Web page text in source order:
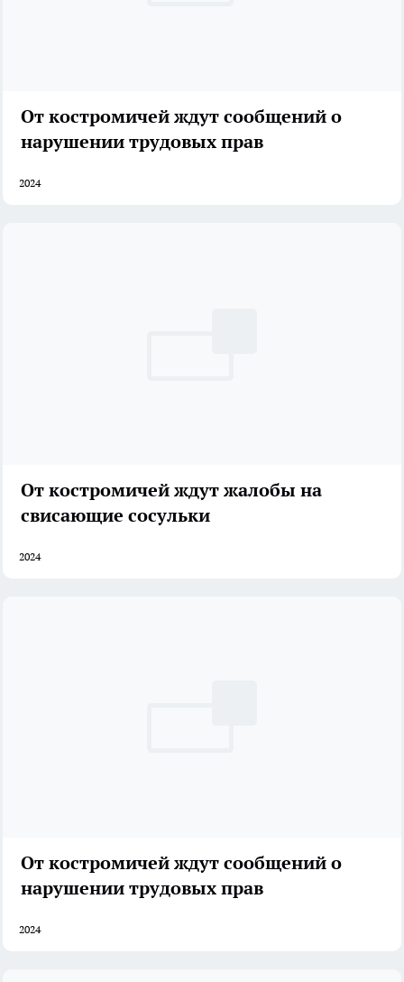
От костромичей ждут сообщений о
нарушении трудовых прав
2024
От костромичей ждут жалобы на
свисающие сосульки
2024
От костромичей ждут сообщений о
нарушении трудовых прав
2024